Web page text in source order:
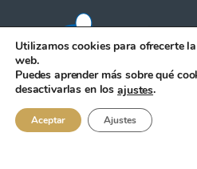
Atención telefónica
956 344
Utilizamos cookies para ofrecerte
web.
Puedes aprender más sobre qué
desactivarlas en losajustes.
Aceptar Ajustes